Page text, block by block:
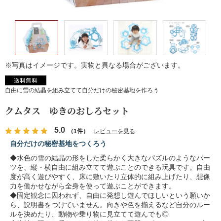
※写真はイメージです。実物と異なる場合がございます。
自由に雪の結晶を組み立てて自分だけの秘密基地を作ろう
クムタス ゆきのおしろセット
5.0 （1件） レビューを見る
自分だけの秘密基地をつくろう
◆水色の雪の結晶の形をした柔らかく大きなパズルのようなパー
ツを、縦・横自由に組み立てて遊ぶことのできる玩具です。自由
度が高く遊びやすく、床に敷いたり立体的に組み上げたり、想像
力を働かせながら全身を使って遊ぶことができます。
◆固定観念に囚われず、自由に発想し遊んでほしいという願いか
ら、説明書をつけていません。向きや色を揃えるなど自分のルー
ルを決めたり、動物や乗り物に見立てて遊んでも◎